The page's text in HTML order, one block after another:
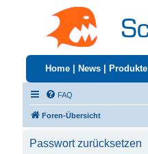
Home News Produkte
FAQ
Foren-Übersicht
Passwort zurücksetzen